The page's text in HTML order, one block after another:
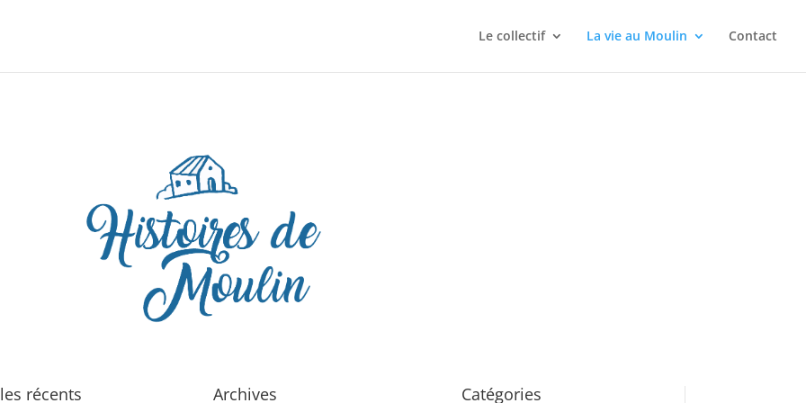
Le collectif La vie au Moulin Contact
récents Archives Catégories